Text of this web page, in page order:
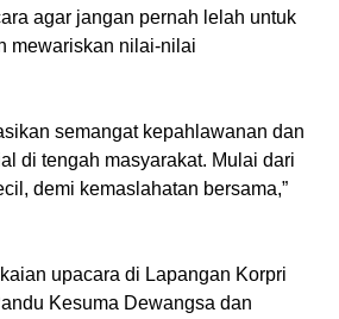
agar jangan pernah lelah untuk
mewariskan nilai-nilai
semangat kepahlawanan dan
di tengah masyarakat. Mulai dari
demi kemaslahatan bersama,”
upacara di Lapangan Korpri
Kesuma Dewangsa dan